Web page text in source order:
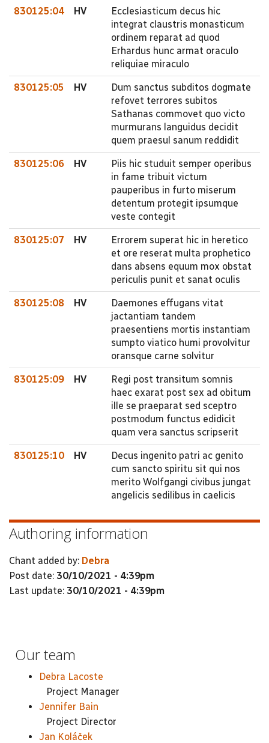
830125:04 HV
Ecclesiasticum decus hic
integrat claustris monasticum
ordinem reparat ad quod
Erhardus hunc armat oraculo
reliquiae miraculo
830125:05 HV
Dum sanctus subditos dogmate
refovet terrores subitos
Sathanas commovet quo victo
murmurans languidus decidit
quem praesul sanum reddidit
830125:06 HV
Piis hic studuit semper operibus
in fame tribuit victum
pauperibus in furto miserum
detentum protegit ipsumque
veste contegit
830125:07 HV
Errorem superat hic in heretico
et ore reserat multa prophetico
dans absens equum mox obstat
periculis punit et sanat oculis
830125:08 HV
Daemones effugans vitat
jactantiam tandem
praesentiens mortis instantiam
sumpto viatico humi provolvitur
oransque carne solvitur
830125:09 HV
Regi post transitum somnis
haec exarat post sex ad obitum
ille se praeparat sed sceptro
postmodum functus edidicit
quam vera sanctus scripserit
830125:10 HV
Decus ingenito patri ac genito
cum sancto spiritu sit qui nos
merito Wolfgangi civibus jungat
angelicis sedilibus in caelicis
Authoring information
Chant added by: Debra
Post date: 30/10/2021 - 4:39pm
Last update: 30/10/2021 - 4:39pm
Our team
Debra Lacoste
Project Manager
Jennifer Bain
Project Director
Jan Koláček